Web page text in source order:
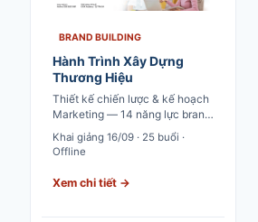
BRAND BUILDING
Hành Trình Xây Dựng
Thương Hiệu
Thiết kế chiến lược & kế hoạch
Marketing — 14 năng lực brand
marketing từ market analysis
đến brand plan execution
Khai giảng 16/09 · 25 buổi ·
Offline
Xem chi tiết →